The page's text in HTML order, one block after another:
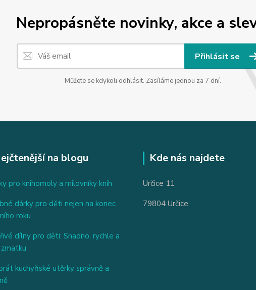
Nepropásněte novinky, akce a
Přihlásit se
Můžete se kdykoli odhlásit. Zasíláme jednou za 7 dní.
na blogu
pro knihomoly a milovníky knih
dárky pro děti nejen na konec
roku
dílny pro děti: Snadno, rychle a
kuchyňské utěrky správně a
Kde nás najdete
Určice 11
79804 Určice